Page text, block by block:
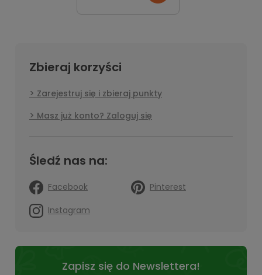
Zbieraj korzyści
Zarejestruj się i zbieraj punkty
Masz już konto? Zaloguj się
Śledź nas na:
Facebook
Pinterest
Instagram
Zapisz się do Newslettera!